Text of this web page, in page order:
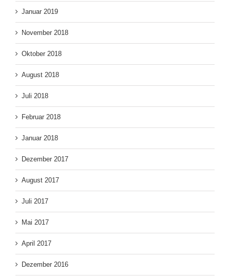
Januar 2019
November 2018
Oktober 2018
August 2018
Juli 2018
Februar 2018
Januar 2018
Dezember 2017
August 2017
Juli 2017
Mai 2017
April 2017
Dezember 2016